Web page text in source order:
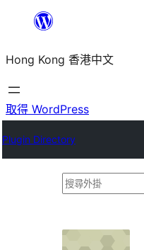
主
要
內
Hong Kong 香港中文
取得 WordPress
Plugin Directory
搜